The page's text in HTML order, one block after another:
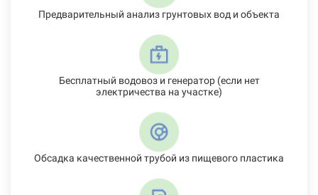
Предварительный анализ грунтовых вод и объекта
Бесплатный водовоз и генератор (если нет
электричества на участке)
Обсадка качественной трубой из пищевого пластика